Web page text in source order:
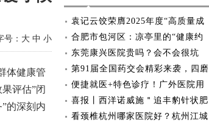
号： 大 中 小
体健康管
评估”闭
的深刻内
袁记云饺荣膺2025年度“高质量成
合肥市包河区：凉亭里的“健康约
东莞康兴医院贵吗？会不会很坑
第91届全国药交会精彩来袭，四磨
便捷就医+特色诊疗！广外医院用
喜报丨西洋诺威施＂追丰豹针状肥
看颈椎杭州哪家医院好？杭州江城